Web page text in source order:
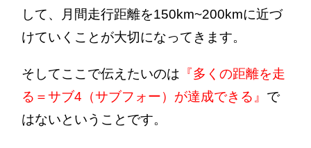
して、月間走行距離を150km~200kmに近づ
けていくことが大切になってきます。
そしてここで伝えたいのは 『多くの距離を走
る＝サブ4（サブフォー）が達成できる』 で
はないということです。